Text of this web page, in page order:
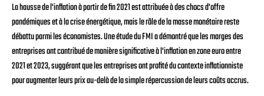
La hausse de l'inflation à partir de fin 2021 est attribuée à des chocs d'offre
pandémiques et à la crise énergétique, mais le rôle de la masse monétaire reste
débattu parmi les économistes. Une étude du FMI a démontré que les marges des
entreprises ont contribué de manière significative à l'inflation en zone euro entre
2021 et 2023, suggérant que les entreprises ont profité du contexte inflationniste
pour augmenter leurs prix au-delà de la simple répercussion de leurs coûts accrus.